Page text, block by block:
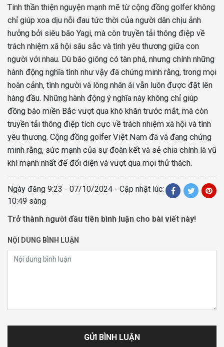
Tinh thần thiện nguyện mạnh mẽ từ cộng đồng golfer không
chỉ giúp xoa dịu nỗi đau tức thời của người dân chịu ảnh
hưởng bởi siêu bão Yagi, mà còn truyền tải thông điệp về
trách nhiệm xã hội sâu sắc và tình yêu thương giữa con
người với nhau. Dù bão giông có tàn phá, nhưng chính những
hành động nghĩa tình như vậy đã chứng minh rằng, trong mọi
hoàn cảnh, tình người và lòng nhân ái vẫn luôn được đặt lên
hàng đầu. Những hành động ý nghĩa này không chỉ giúp
đồng bào miền Bắc vượt qua khó khăn trước mắt, mà còn
truyền tải thông điệp tích cực về trách nhiệm xã hội và tình
yêu thương. Cộng đồng golfer Việt Nam đã và đang chứng
minh rằng, sức mạnh của sự đoàn kết và sẻ chia chính là vũ
khí mạnh nhất để đối diện và vượt qua mọi thử thách.
Ngày đăng 9:23 - 07/10/2024 - Cập nhật lúc:
10:49 sáng
Trở thành người đầu tiên bình luận cho bài viết này!
NỘI DUNG BÌNH LUẬN